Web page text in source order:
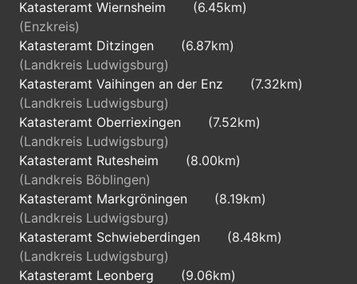
Katasteramt Wiernsheim
(6.45km)
(Enzkreis)
Katasteramt Ditzingen
(6.87km)
(Landkreis Ludwigsburg)
Katasteramt Vaihingen an der Enz
(7.32km)
(Landkreis Ludwigsburg)
Katasteramt Oberriexingen
(7.52km)
(Landkreis Ludwigsburg)
Katasteramt Rutesheim
(8.00km)
(Landkreis Böblingen)
Katasteramt Markgröningen
(8.19km)
(Landkreis Ludwigsburg)
Katasteramt Schwieberdingen
(8.48km)
(Landkreis Ludwigsburg)
Katasteramt Leonberg
(9.06km)